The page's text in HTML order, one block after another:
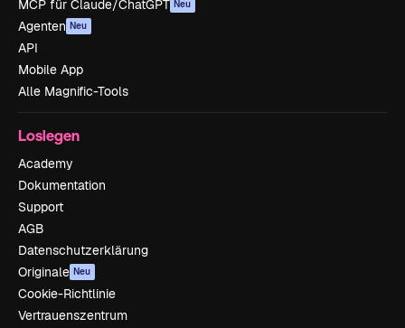
MCP für Claude/ChatGPT Neu
Agenten Neu
API
Mobile App
Alle Magnific-Tools
Loslegen
Academy
Dokumentation
Support
AGB
Datenschutzerklärung
Originale Neu
Cookie-Richtlinie
Vertrauenszentrum